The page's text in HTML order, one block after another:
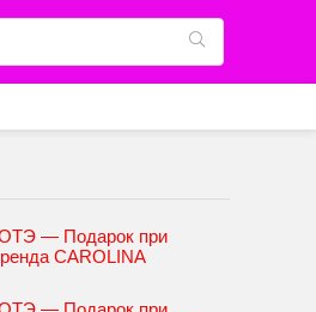
— Подарок при
CAROLINA